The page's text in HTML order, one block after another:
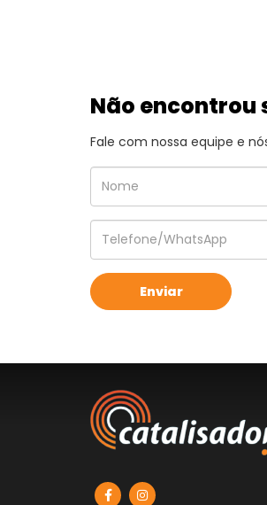
Não encontrou
Fale com nossa equipe e